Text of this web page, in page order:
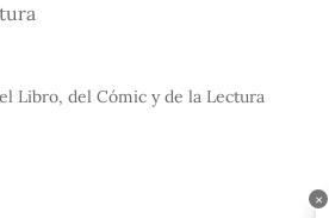
Libro, del Cómic y de la Lectura